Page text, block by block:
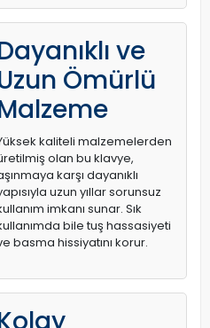
ve
Ömürlü
kaliteli malzemelerden
olan bu klavye,
karşı dayanıklı
uzun yıllar sorunsuz
imkanı sunar. Sık
bile tuş hassasiyeti
basma hissiyatını korur.